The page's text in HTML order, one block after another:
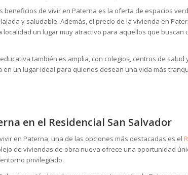
beneficios de vivir en Paterna es la oferta de espacios
y saludable. Además, el precio de la vivienda en
localidad un lugar muy atractivo para aquellos que
también es amplia, con colegios, centros de
en un lugar ideal para quienes desean una vida más
en el Residencial San Salvador
en Paterna, una de las opciones más destacadas es el
de viviendas de obra nueva ofrece una oportunidad
privilegiado.